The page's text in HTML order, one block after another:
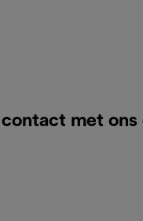
contact met ons